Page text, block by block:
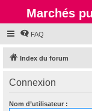
Marchés
FAQ
Index du forum
Connexion
Nom d’utilisateur :